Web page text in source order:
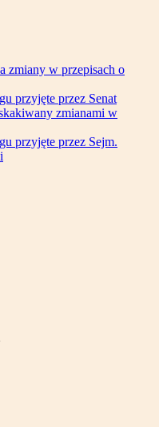
zmiany w przepisach o
przyjęte przez Senat
zmianami w
przyjęte przez Sejm.